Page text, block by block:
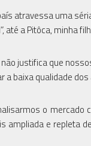
atravessa uma
até a Pitôca, minha
justifica que
a baixa qualidade
o
ampliada e repleta